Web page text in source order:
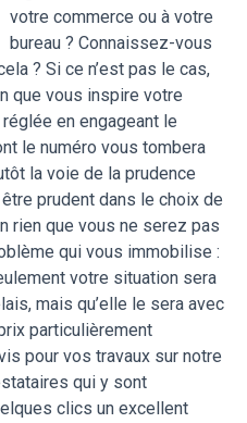
votre commerce ou à votre
bureau ? Connaissez-vous
? Si ce n’est pas le cas,
que vous inspire votre
en engageant le
le numéro vous tombera
la voie de la prudence
prudent dans le choix de
rien que vous ne serez pas
qui vous immobilise :
votre situation sera
mais qu’elle le sera avec
particulièrement
pour vos travaux sur notre
qui y sont
clics un excellent